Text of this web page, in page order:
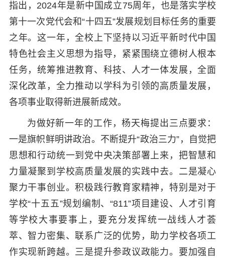
指出，2024年是新中国成立75周年，也是落实学校
第十一次党代会和“十四五”发展规划目标任务的重要
之年。这一年，全校上下坚持以习近平新时代中国
特色社会主义思想为指导，紧紧围绕立德树人根本
任务，统筹推进教育、科技、人才一体发展，全面
深化改革，全力推动以学科为引领的高质量发展，
各项事业取得新进展新成效。
为做好新一年的工作，杨天梅提出三点要求：
一是旗帜鲜明讲政治。不断提升“政治三力”，自觉把
思想和行动统一到党中央决策部署上来，把智慧和
力量凝聚到学校高质量发展的实践中去。二是凝心
聚力干事创业。积极践行教育家精神，特别是对于
学校“十五五”规划编制、“811”项目建设、人才引育
等学校大事要事上，要充分发挥统一战线人才荟
萃、智力密集、联系广泛的优势，助力学校各项工
作实现新跨越。三是提升参政议政能力。要加强自